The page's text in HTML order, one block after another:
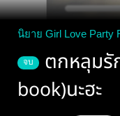
นิยาย Girl Love Party
จบ
ตกหลุมรั
book)นะฮะ